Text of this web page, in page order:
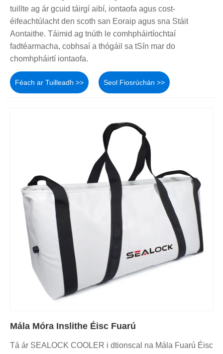
tuillte ag ár gcuid táirgí aibí, iontaofa agus cost-
éifeachtúlacht den scoth san Eoraip agus sna Stáit
Aontaithe. Táimid ag tnúth le comhpháirtíochtaí
fadtéarmacha, cobhsaí a thógáil sa tSín mar do
chomhpháirtí iontaofa.
Féach ar Tuilleadh >> Seol Fiosrúchán >>
Mála Móra Inslithe Éisc Fuarú
Tá ár SEALOCK COOLER i dtionscal na Mála Fuarú Éisc